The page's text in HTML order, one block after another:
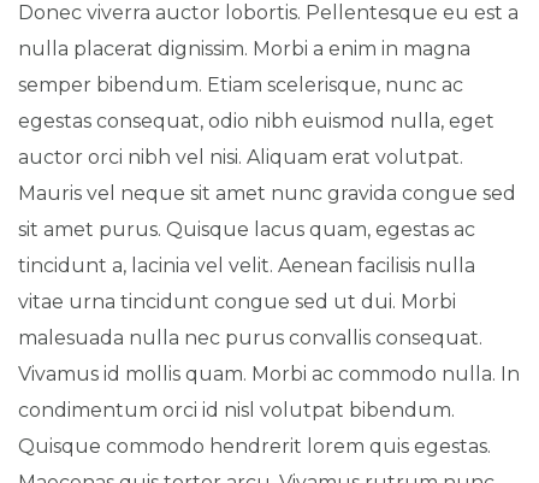
Donec viverra auctor lobortis. Pellentesque eu est a
nulla placerat dignissim. Morbi a enim in magna
semper bibendum. Etiam scelerisque, nunc ac
egestas consequat, odio nibh euismod nulla, eget
auctor orci nibh vel nisi. Aliquam erat volutpat.
Mauris vel neque sit amet nunc gravida congue sed
sit amet purus. Quisque lacus quam, egestas ac
tincidunt a, lacinia vel velit. Aenean facilisis nulla
vitae urna tincidunt congue sed ut dui. Morbi
malesuada nulla nec purus convallis consequat.
Vivamus id mollis quam. Morbi ac commodo nulla. In
condimentum orci id nisl volutpat bibendum.
Quisque commodo hendrerit lorem quis egestas.